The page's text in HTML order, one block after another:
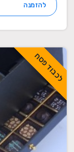
להזמנה
לכבוד פסח